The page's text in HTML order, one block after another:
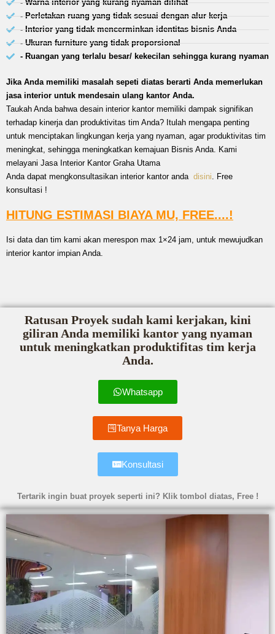
- Warna interior yang kurang nyaman dilihat
- Perletakan ruang yang tidak sesuai dengan alur kerja
- Interior yang tidak mencerminkan identitas bisnis Anda
- Ukuran furniture yang tidak proporsional
- Ruangan yang terlalu besar/ kekecilan sehingga kurang nyaman
Jika Anda memiliki masalah sepeti diatas berarti Anda memerlukan
jasa interior untuk mendesain ulang kantor Anda.
Taukah Anda bahwa desain interior kantor memiliki dampak signifikan
terhadap kinerja dan produktivitas tim Anda? Itulah mengapa penting
untuk menciptakan lingkungan kerja yang nyaman, agar produktivitas tim
meningkat, sehingga meningkatkan kemajuan Bisnis Anda. Kami
melayani Jasa Interior Kantor Graha Utama
Anda dapat mengkonsultasikan interior kantor anda disini. Free
konsultasi !
HITUNG ESTIMASI BIAYA MU, FREE....!
Isi data dan tim kami akan merespon max 1×24 jam, untuk mewujudkan
interior kantor impian Anda.
Ratusan Proyek sudah kami kerjakan, kini
giliran Anda memiliki kantor yang nyaman
untuk meningkatkan produktifitas tim kerja
Anda.
Whatsapp
Tanya Harga
Konsultasi
Tertarik ingin buat proyek seperti ini? Klik tombol diatas, Free !